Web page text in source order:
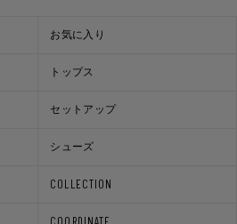
COLLECTION
お気に入り
トップス
セットアップ
シューズ